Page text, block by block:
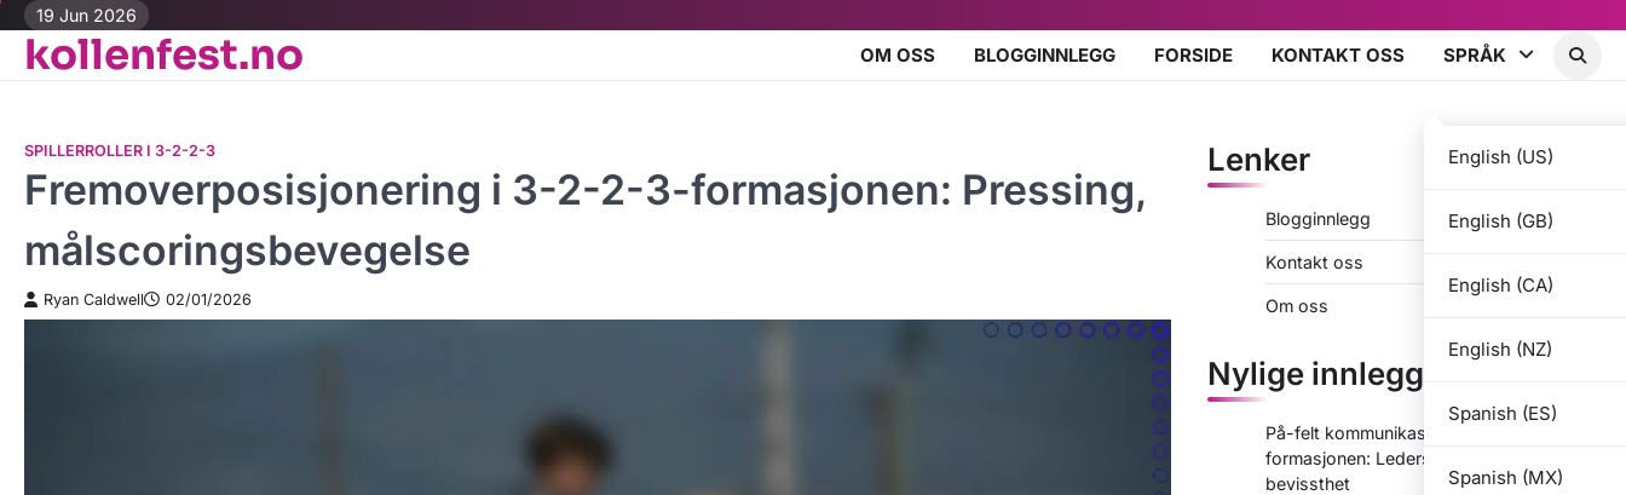
Skip
content
19 Jun 2026
kollenfest.no OM OSS BLOGGINNLEGG FORSIDE KONTAKT OSS SPRÅK
English (US)
English (GB)
English (CA)
English (NZ)
Spanish (ES)
Spanish (MX)
SPILLERROLLER I 3-2-2-3
Fremoverposisjonering i 3-2-2-3-formasjonen: Pressing,
målscoringsbevegelse
Ryan Caldwell 02/01/2026
Lenker
Blogginnlegg
Kontakt oss
Om oss
Nylige innlegg
På-felt kommunikasjon i 3-2-2-3
formasjonen: Lederskap, taktisk
bevissthet